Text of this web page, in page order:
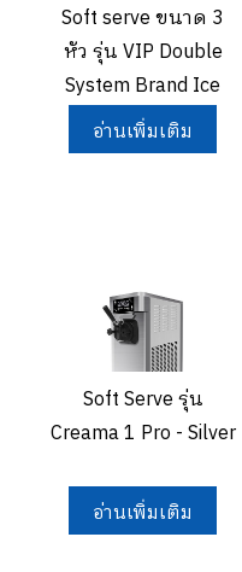
Soft serve ขนาด 3
หัว รุ่น VIP Double
System Brand Ice
Smith
อ่านเพิ่มเติม
Soft Serve รุ่น
Creama 1 Pro - Silver
อ่านเพิ่มเติม